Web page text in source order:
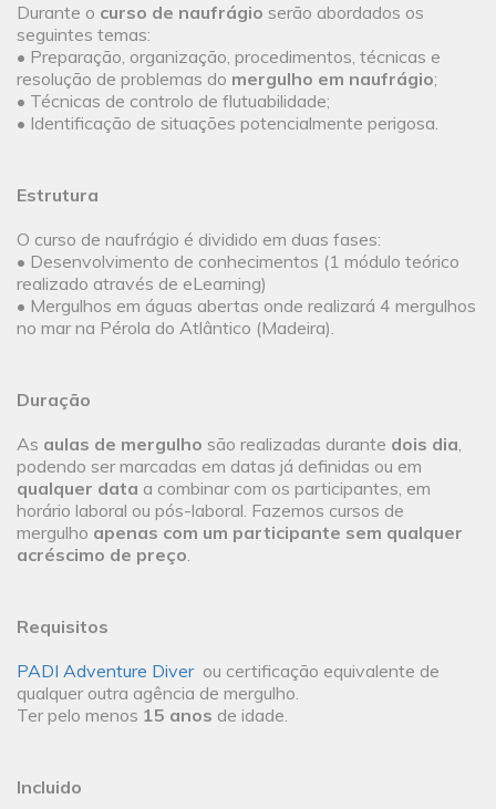
Durante o curso de naufrágio serão abordados os
seguintes temas:
• Preparação, organização, procedimentos, técnicas e
resolução de problemas do mergulho em naufrágio;
• Técnicas de controlo de flutuabilidade;
• Identificação de situações potencialmente perigosa.
Estrutura
O curso de naufrágio é dividido em duas fases:
• Desenvolvimento de conhecimentos (1 módulo teórico
realizado através de eLearning)
• Mergulhos em águas abertas onde realizará 4 mergulhos
no mar na Pérola do Atlântico (Madeira).
Duração
As aulas de mergulho são realizadas durante dois dia,
podendo ser marcadas em datas já definidas ou em
qualquer data a combinar com os participantes, em
horário laboral ou pós-laboral. Fazemos cursos de
mergulho apenas com um participante sem qualquer
acréscimo de preço.
Requisitos
PADI Adventure Diver ou certificação equivalente de
qualquer outra agência de mergulho.
Ter pelo menos 15 anos de idade.
Incluido